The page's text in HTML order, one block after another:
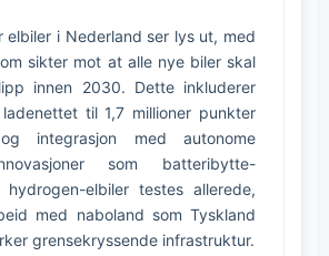
elbiler i Nederland ser lys ut, med
sikter mot at alle nye biler skal
innen 2030. Dette inkluderer
til 1,7 millioner punkter
integrasjon med autonome
som batteribytte-
hydrogen-elbiler testes allerede,
med naboland som Tyskland
grensekryssende infrastruktur.